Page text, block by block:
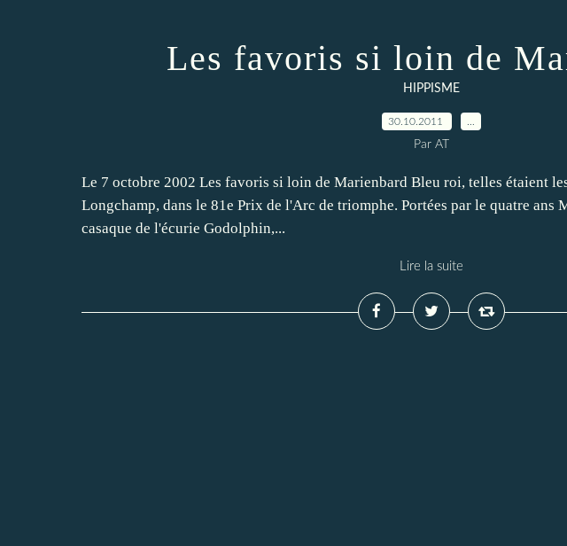
Les favoris si loin de
HIPPISME
30.10.2011
Par AT
Le 7 octobre 2002 Les favoris si loin de Marienbard Bleu roi, telles étaient
Longchamp, dans le 81e Prix de l'Arc de triomphe. Portées par le quatre ans
casaque de l'écurie Godolphin,...
Lire la suite